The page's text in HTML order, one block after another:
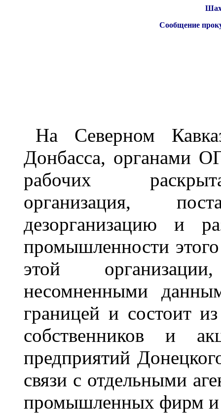
Сообщение
На Северном
Донбасса, органами
рабочих
организация,
дезорганизацию и
промышленности
этой
несомненными
границей и состоит
собственников и
предприятий
связи с отдельными
промышленных фирм и